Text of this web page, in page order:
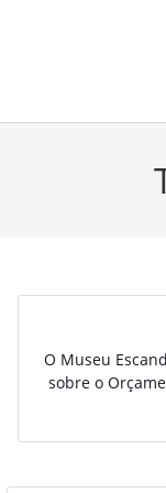
O Museu
sobre o